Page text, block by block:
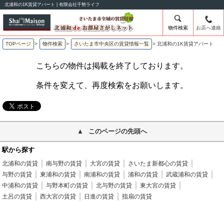
北浦和の1K賃貸アパート | 有限会社千勢ライフ
物件検索 お店へ連絡
TOPページ > 物件検索 > さいたま市中央区の賃貸情報一覧 > 北浦和の1K賃貸アパート
こちらの物件は掲載を終了しております。
条件を変えて、再度検索をお願いします。
このページの先頭へ
駅から探す
北浦和の賃貸 南与野の賃貸 大宮の賃貸
さいたま新都心の賃貸
与野の賃貸
東浦和の賃貸 南浦和の賃貸 浦和の賃貸
武蔵浦和の賃貸
中浦和の賃貸
与野本町の賃貸 北与野の賃貸
東大宮の賃貸
土呂の賃貸
西大宮の賃貸 日進の賃貸 指扇の賃貸